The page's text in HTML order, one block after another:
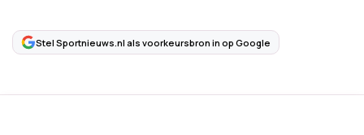
Stel Sportnieuws.nl als voorkeursbron in op Google